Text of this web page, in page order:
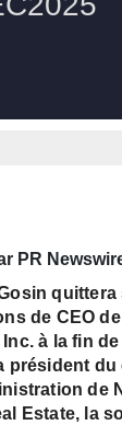
PR
quittera
de CEO
à la fin de
président du
de
Estate, la